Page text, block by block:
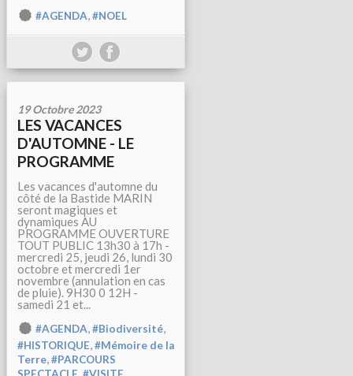
#AGENDA,#NOEL
19 Octobre 2023
LES VACANCES
D'AUTOMNE - LE
PROGRAMME
Les vacances d'automne du
côté de la Bastide MARIN
seront magiques et
dynamiques AU
PROGRAMME OUVERTURE
TOUT PUBLIC 13h30 à 17h -
mercredi 25, jeudi 26, lundi 30
octobre et mercredi 1er
novembre (annulation en cas
de pluie). 9H30 0 12H -
samedi 21 et...
#AGENDA,#Biodiversité,
#HISTORIQUE,#Mémoire de la
Terre,#PARCOURS